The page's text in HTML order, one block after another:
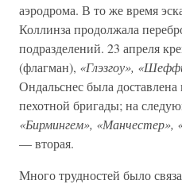
аэродрома. В то же время
Коллинза продолжала
подразделений. 23 апреля
(флагман), «Глэзгоу»,
Ондальснес была доставлена
пехотной бригады; на
«Бирмингем», «Манчестер»,
— вторая.
Много трудностей было